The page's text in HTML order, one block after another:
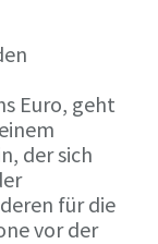
Euro, geht
der sich
für die
vor der